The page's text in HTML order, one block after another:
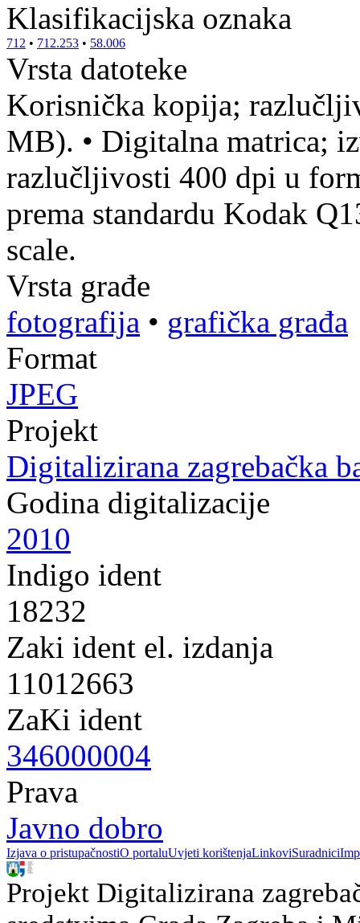
Klasifikacijska oznaka
712 • 712.253 • 58.006
Vrsta datoteke
Korisnička kopija;
MB). • Digitalna matrica;
razlučljivosti 400 dpi u
prema standardu Kodak
scale.
Vrsta građe
fotografija • grafička građa
Format
JPEG
Projekt
Digitalizirana zagrebačka
Godina digitalizacije
2010
Indigo ident
18232
Zaki ident el. izdanja
11012663
ZaKi ident
346000004
Prava
Javno dobro
Izjava o pristupačnostiO portaluUvjeti korištenjaLinkoviSuradnici
Projekt Digitalizirana